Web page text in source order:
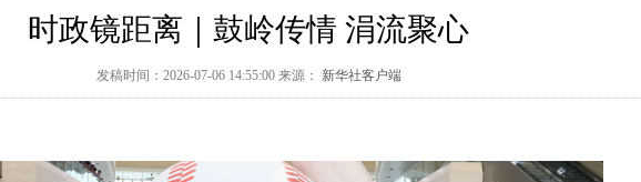
时政镜距离｜鼓岭传情 涓流聚心
发稿时间：2026-07-06 14:55:00 来源： 新华社客户端